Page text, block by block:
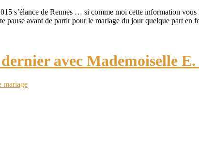
s’élance de Rennes … si comme moi cette information
pause avant de partir pour le mariage du jour quelque part en
avec Mademoiselle
mariage